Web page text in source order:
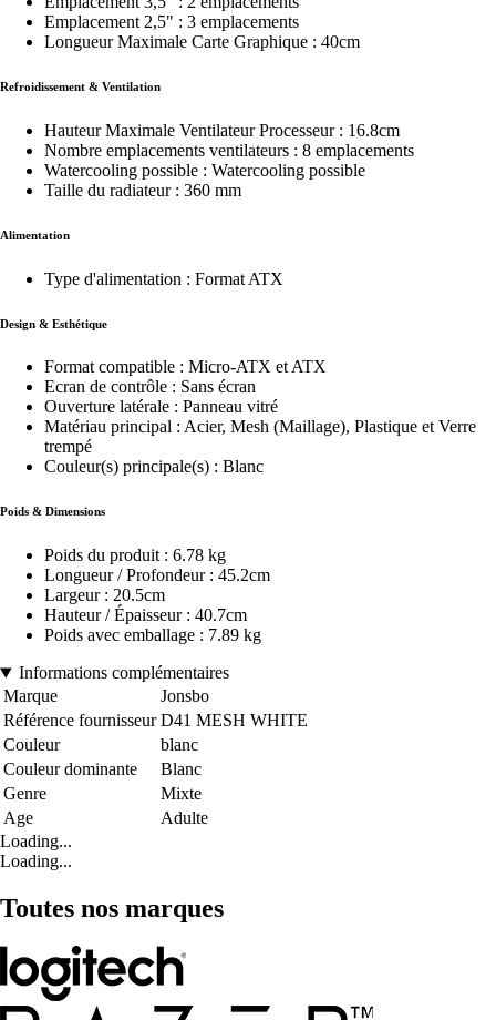
Emplacement 2,5" : 3 emplacements
Longueur Maximale Carte Graphique : 40cm
Refroidissement & Ventilation
Hauteur Maximale Ventilateur Processeur : 16.8cm
Nombre emplacements ventilateurs : 8 emplacements
Watercooling possible : Watercooling possible
Taille du radiateur : 360 mm
Alimentation
Type d'alimentation : Format ATX
Design & Esthétique
Format compatible : Micro-ATX et ATX
Ecran de contrôle : Sans écran
Ouverture latérale : Panneau vitré
Matériau principal : Acier, Mesh (Maillage), Plastique et Verre
trempé
Couleur(s) principale(s) : Blanc
Poids & Dimensions
Poids du produit : 6.78 kg
Longueur / Profondeur : 45.2cm
Largeur : 20.5cm
Hauteur / Épaisseur : 40.7cm
Poids avec emballage : 7.89 kg
Informations complémentaires
Marque
Jonsbo
Référence fournisseur D41 MESH WHITE
Couleur
blanc
Couleur dominante
Blanc
Genre
Mixte
Age
Adulte
Loading...
Loading...
Toutes nos marques